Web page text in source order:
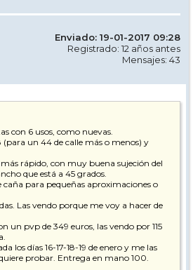
Enviado: 19-01-2017 09:28
Registrado: 12 años antes
Mensajes: 43
con 6 usos, como nuevas.
(para un 44 de calle más o menos) y
rápido, con muy buena sujeción del
que está a 45 grados.
caña para pequeñas aproximaciones o
Las vendo porque me voy a hacer de
un pvp de 349 euros, las vendo por 115
los días 16-17-18-19 de enero y me las
probar. Entrega en mano 100.